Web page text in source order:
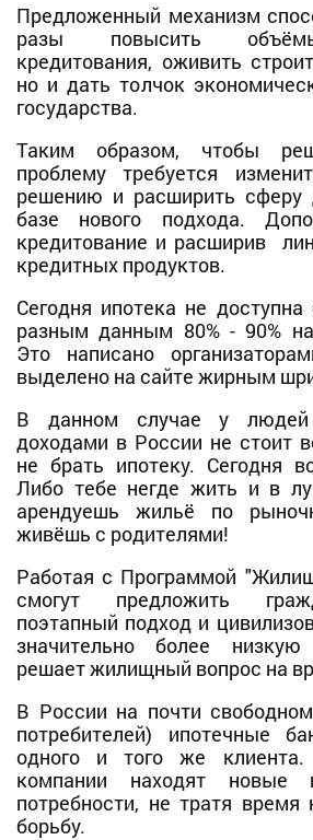
Предложенный механизм
разы повысить
кредитования, оживить
но и дать толчок
государства.
Таким образом, чтобы
проблему требуется
решению и расширить сферу
базе нового подхода.
кредитование и расширив
кредитных продуктов.
Сегодня ипотека не
разным данным 80% - 90%
Это написано
выделено на сайте жирным
В данном случае у
доходами в России не стоит
не брать ипотеку. Сегодня
Либо тебе негде жить и в
арендуешь жильё по
живёшь с родителями!
Работая с Программой
смогут предложить
поэтапный подход и
значительно более низкую
решает жилищный вопрос на
В России на почти
потребителей) ипотечные
одного и того же
компании находят
потребности, не тратя время
борьбу.